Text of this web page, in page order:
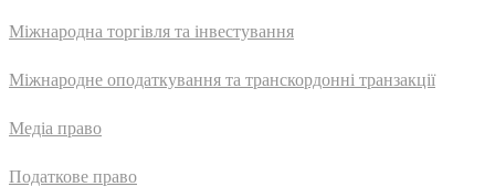
Міжнародна торгівля та інвестування
Міжнародне оподаткування та транскордонні транзакції
Медіа право
Податкове право